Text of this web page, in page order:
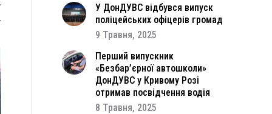
У ДонДУВС відбувся випуск
поліцейських офіцерів громад
9 Травня, 2025
Перший випускник
«Безбар’єрної автошколи»
ДонДУВС у Кривому Розі
отримав посвідчення водія
8 Травня, 2025